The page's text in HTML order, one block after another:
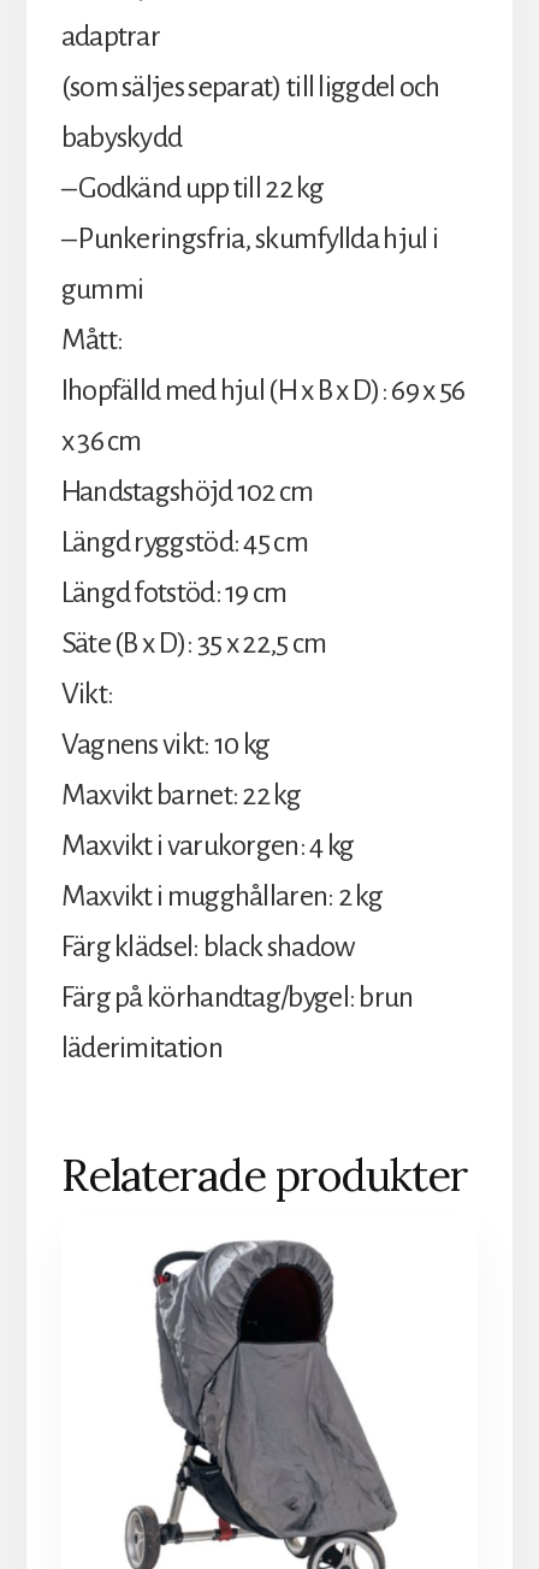
adaptrar
(som säljes separat) till liggdel och
babyskydd
– Godkänd upp till 22 kg
– Punkeringsfria, skumfyllda hjul i
gummi
Mått:
Ihopfälld med hjul (H x B x D): 69 x 56
x 36 cm
Handstagshöjd 102 cm
Längd ryggstöd: 45 cm
Längd fotstöd: 19 cm
Säte (B x D): 35 x 22,5 cm
Vikt:
Vagnens vikt: 10 kg
Maxvikt barnet: 22 kg
Maxvikt i varukorgen: 4 kg
Maxvikt i mugghållaren: 2 kg
Färg klädsel: black shadow
Färg på körhandtag/bygel: brun
läderimitation
Relaterade produkter